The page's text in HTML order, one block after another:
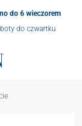
do 6 wieczorem
do czwartku